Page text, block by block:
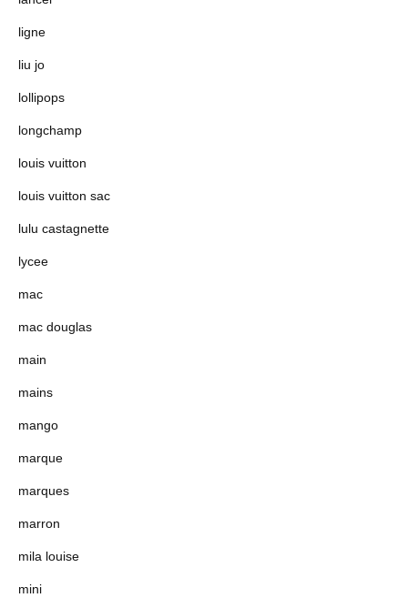
ligne
liu jo
lollipops
longchamp
louis vuitton
louis vuitton sac
lulu castagnette
lycee
mac
mac douglas
main
mains
mango
marque
marques
marron
mila louise
mini